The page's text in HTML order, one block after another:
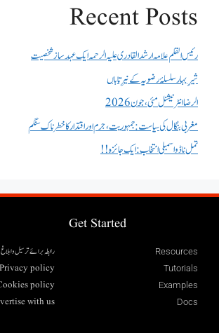
Recent Posts
رئیس القلم علامہ ارشد القادری علیہ الرحمہ ایک عہد ساز شخصیت
شیرِ بہار سلسلۂ رضویہ کے نیرِ تاباں
الرضا انٹر نیشنل مئی، جون 2026
مغربی بنگال کی سیاست:جمہوریت، جرم اور اقتدار کا خطرناک سنگم
تمل ناڈو اسمبلی انتخاب : ایک جائزہ !!
Get Started
Resources
Tutorials
Examples
Docs
رابطہ برائے ترسیل وابلاغ
Privacy policy
policy
with us